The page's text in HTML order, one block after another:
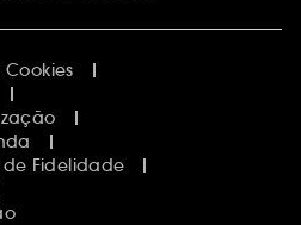
Fidelidade